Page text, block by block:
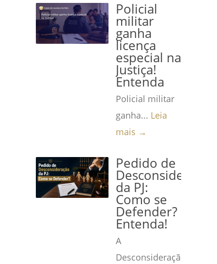
Policial
militar
ganha
licença
especial na
Justiça!
Entenda
Policial militar
ganha... Leia
mais →
Pedido de
Desconsideração
da PJ:
Como se
Defender?
Entenda!
A
Desconsideração